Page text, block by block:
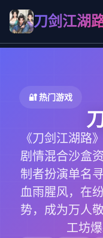
刀剑江湖
🔐 热门游戏
《刀剑江湖路
剧情混合沙盒
制者扮演单名
血雨腥风，在
势，成为万人
工坊